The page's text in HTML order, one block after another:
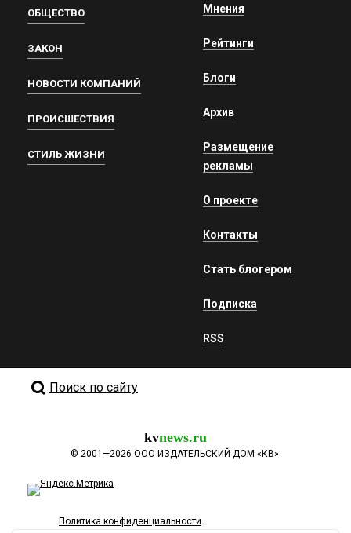
ОБЩЕСТВО
ЗАКОН
НОВОСТИ КОМПАНИЙ
ПРОИСШЕСТВИЯ
СТИЛЬ ЖИЗНИ
Мнения
Рейтинги
Блоги
Архив
Размещение
рекламы
О проекте
Контакты
Стать блогером
Подписка
RSS
Поиск по сайту
kvnews.ru
© 2001—2026 ООО ИЗДАТЕЛЬСКИЙ ДОМ «КВ».
Политика конфиденциальности